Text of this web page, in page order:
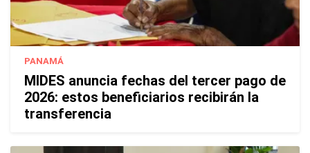
PANAMÁ
MIDES anuncia fechas del tercer pago de
2026: estos beneficiarios recibirán la
transferencia